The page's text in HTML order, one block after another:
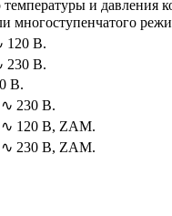
и давления
многоступенчатого
120 В.
230 В.
В.
∿ 230 В.
∿ 120 В, ZAM.
∿ 230 В, ZAM.